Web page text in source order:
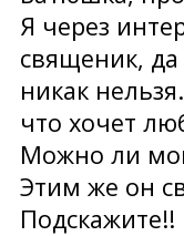
Я через
священик,
никак
что хочет
Можно ли
Этим же он
Подскажите!!